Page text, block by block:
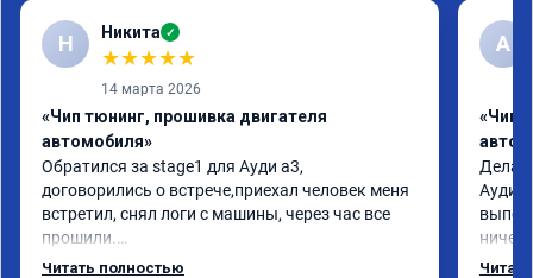
Н Никита ✓
★★★★★
14 марта 2026
«Чип тюнинг, прошивка двигателя
автомобиля»
Обратился за stage1 для Ауди а3,
договорились о встрече,приехал человек меня
встретил, снял логи с машины, через час все
прошили.
Арман спасибо тебе огромное, машинка по
Читать полностью
А
«Чип
Делал